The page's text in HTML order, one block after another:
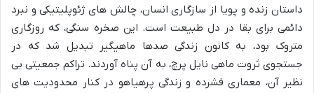
داستان زنده و پویا از سازگاری انسان، چالش های ژئوپلیتیکی و نبرد
دائمی برای بقا در دل طبیعت است. این صخره سنگی، که روزگاری
متروک بود، به کانون زندگی صدها ماهیگیر تبدیل شد که در
جستجوی ثروت ماهی نایل پرچ، به آن پناه آوردند. تراکم جمعیتی بی
نظیر آن، معماری فشرده و زندگی پرهیاهو در کنار محدودیت های